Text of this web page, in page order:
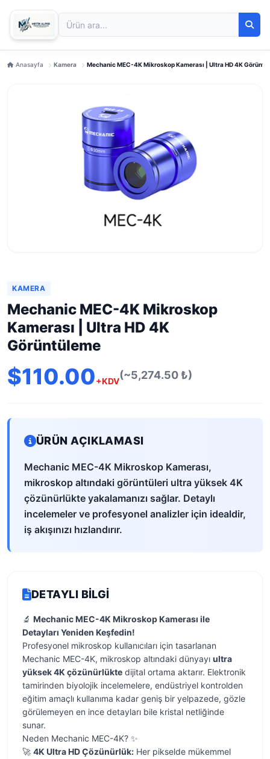
Anasayfa Kamera Mechanic MEC-4K Mikroskop Kamerası | Ultra HD 4K
KAMERA
Mechanic MEC-4K Mikroskop
Kamerası | Ultra HD 4K
Görüntüleme
$110.00+KDV(~5,274.50 ₺)
ÜRÜN AÇIKLAMASI
Mechanic MEC-4K Mikroskop Kamerası,
mikroskop altındaki görüntüleri ultra yüksek 4K
çözünürlükte yakalamanızı sağlar. Detaylı
incelemeler ve profesyonel analizler için idealdir,
iş akışınızı hızlandırır.
DETAYLI BILGI
🔬 Mechanic MEC-4K Mikroskop Kamerası ile
Detayları Yeniden Keşfedin!
Profesyonel mikroskop kullanıcıları için tasarlanan
Mechanic MEC-4K, mikroskop altındaki dünyayı ultra
yüksek 4K çözünürlükte dijital ortama aktarır. Elektronik
tamirinden biyolojik incelemelere, endüstriyel kontrolden
eğitim amaçlı kullanıma kadar geniş bir yelpazede, gözle
görülemeyen en ince detayları bile kristal netliğinde
sunar.
Neden Mechanic MEC-4K? ✨
🚀 4K Ultra HD Çözünürlük: Her pikselde mükemmel